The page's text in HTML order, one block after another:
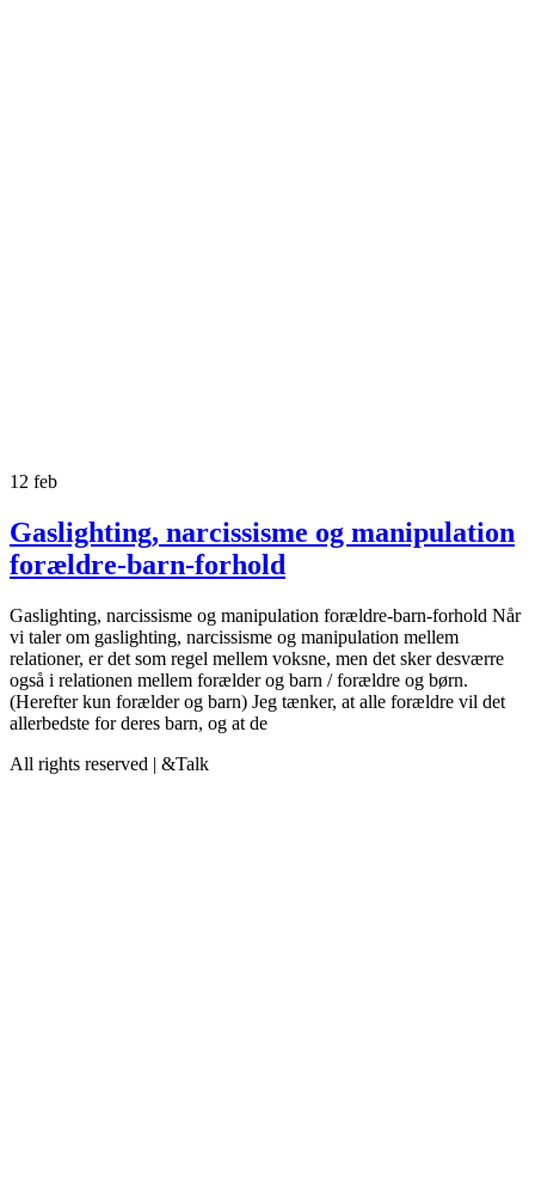
12 feb
Gaslighting, narcissisme og manipulation
forældre-barn-forhold
Gaslighting, narcissisme og manipulation forældre-barn-forhold Når
vi taler om gaslighting, narcissisme og manipulation mellem
relationer, er det som regel mellem voksne, men det sker desværre
også i relationen mellem forælder og barn / forældre og børn.
(Herefter kun forælder og barn) Jeg tænker, at alle forældre vil det
allerbedste for deres barn, og at de
All rights reserved | &Talk